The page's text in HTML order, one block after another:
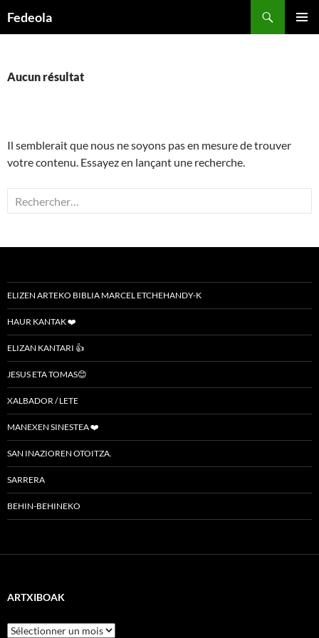
auFedeola
Aucun résultat
Il semblerait que nous ne soyons pas en mesure de trouver
votre contenu. Essayez en lançant une recherche.
Rechercher :
ELIZEN ARTEKO BIBLIA MARCEL ETCHEHANDY-K
HAUR KANTAK ❤️
ELIZAN KANTARI 👍
JESUS ETA TOMAS😊
XALBADOR / LETE
MANEXEN SINESTEA ❤️
SAN INAZIOREN OTOITZA.
SARRERA
BEHIN-BEHINEKO
ARTXIBOAK
Artxiboak